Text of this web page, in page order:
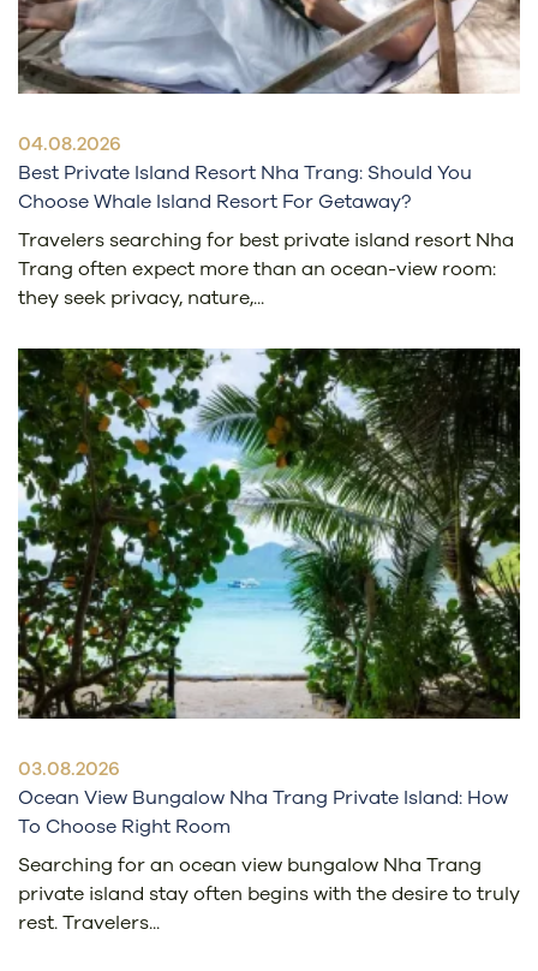
04.08.2026
Best Private Island Resort Nha Trang: Should You
Choose Whale Island Resort For Getaway?
Travelers searching for best private island resort Nha
Trang often expect more than an ocean-view room:
they seek privacy, nature,...
03.08.2026
Ocean View Bungalow Nha Trang Private Island: How
To Choose Right Room
Searching for an ocean view bungalow Nha Trang
private island stay often begins with the desire to truly
rest. Travelers...